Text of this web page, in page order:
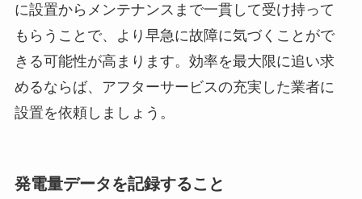
に設置からメンテナンスまで一貫して受け持って
もらうことで、より早急に故障に気づくことがで
きる可能性が高まります。効率を最大限に追い求
めるならば、アフターサービスの充実した業者に
設置を依頼しましょう。
発電量データを記録すること